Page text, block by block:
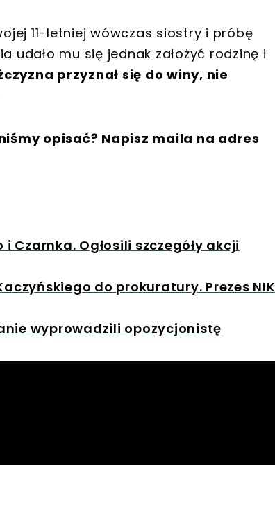
11-letniej wówczas siostry i próbę
udało mu się jednak założyć rodzinę i
przyznał się do winy, nie
opisać? Napisz maila na adres
Czarnka. Ogłosili szczegóły akcji
do prokuratury. Prezes NIK
wyprowadzili opozycjonistę